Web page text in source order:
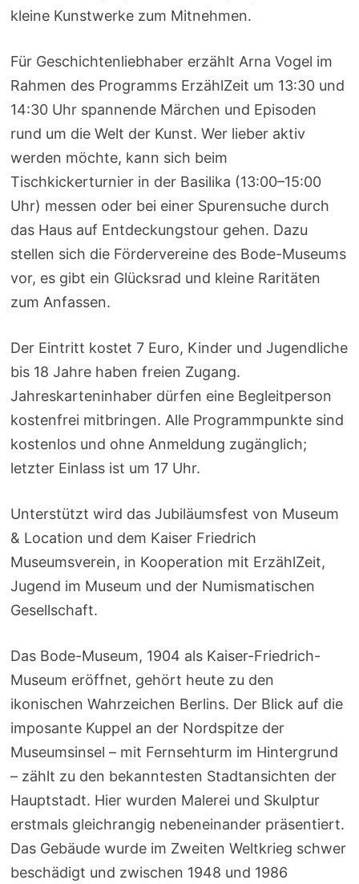
kleine Kunstwerke zum Mitnehmen.
Für Geschichtenliebhaber erzählt Arna Vogel im
Rahmen des Programms ErzählZeit um 13:30 und
14:30 Uhr spannende Märchen und Episoden
rund um die Welt der Kunst. Wer lieber aktiv
werden möchte, kann sich beim
Tischkickerturnier in der Basilika (13:00–15:00
Uhr) messen oder bei einer Spurensuche durch
das Haus auf Entdeckungstour gehen. Dazu
stellen sich die Fördervereine des Bode-Museums
vor, es gibt ein Glücksrad und kleine Raritäten
zum Anfassen.
Der Eintritt kostet 7 Euro, Kinder und Jugendliche
bis 18 Jahre haben freien Zugang.
Jahreskarteninhaber dürfen eine Begleitperson
kostenfrei mitbringen. Alle Programmpunkte sind
kostenlos und ohne Anmeldung zugänglich;
letzter Einlass ist um 17 Uhr.
Unterstützt wird das Jubiläumsfest von Museum
& Location und dem Kaiser Friedrich
Museumsverein, in Kooperation mit ErzählZeit,
Jugend im Museum und der Numismatischen
Gesellschaft.
Das Bode-Museum, 1904 als Kaiser-Friedrich-
Museum eröffnet, gehört heute zu den
ikonischen Wahrzeichen Berlins. Der Blick auf die
imposante Kuppel an der Nordspitze der
Museumsinsel – mit Fernsehturm im Hintergrund
– zählt zu den bekanntesten Stadtansichten der
Hauptstadt. Hier wurden Malerei und Skulptur
erstmals gleichrangig nebeneinander präsentiert.
Das Gebäude wurde im Zweiten Weltkrieg schwer
beschädigt und zwischen 1948 und 1986